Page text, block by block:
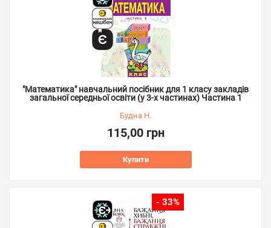
"Математика" навчальний посібник для 1 класу закладів
загальної середньої освіти (у 3-х частинах) Частина 1
Будна Н.
115,00 грн
Купити
- 33%